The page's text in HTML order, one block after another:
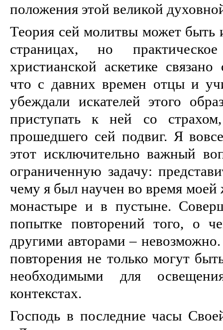
положения этой великой
Теория сей молитвы может быть
страницах, но
христианской аскетике
что с давних времен отцы и
убеждали искателей этого
приступать к ней со страхом,
прошедшего сей подвиг. Я
этот исключительно важный
ограниченную задачу:
чему я был научен во время
монастыре и в пустыне.
попытке повторений того, о
другими авторами –
повторения не только могут
необходимыми для
контекстах.
Господь в последние часы